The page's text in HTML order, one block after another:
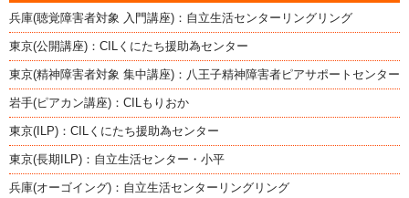
兵庫(聴覚障害者対象 入門講座)：自立生活センターリングリング
東京(公開講座)：CILくにたち援助為センター
東京(精神障害者対象 集中講座)：八王子精神障害者ピアサポートセンター
岩手(ピアカン講座)：CILもりおか
東京(ILP)：CILくにたち援助為センター
東京(長期ILP)：自立生活センター・小平
兵庫(オーゴイング)：自立生活センターリングリング